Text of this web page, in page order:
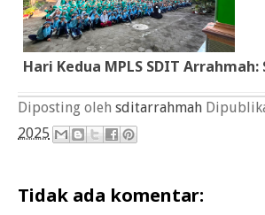
Hari Kedua MPLS SDIT Arrahmah:
Diposting oleh sditarrahmah
2025
Tidak ada komentar: